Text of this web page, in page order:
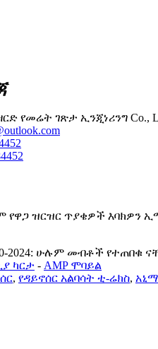
የመሬት ገጽታ ኢንጂነሪንግ Co.,
ዝርዝር ጥያቄዎች እባክዎን
2024: ሁሉም መብቶች የተጠበቁ
ካርታ - AMP ሞባይል
, የዳይኖሰር አልባሳት ቲ-ሬክስ,